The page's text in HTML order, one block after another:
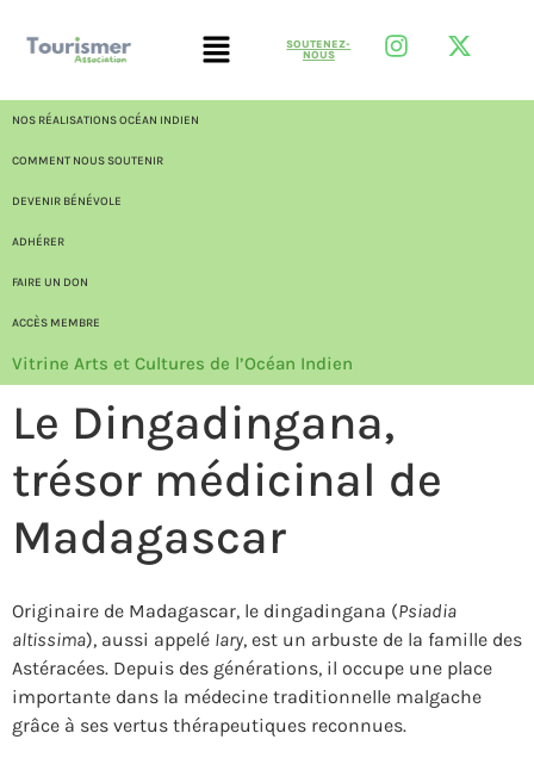
SOUTENEZ-
NOUS
NOS RÉALISATIONS OCÉAN INDIEN
COMMENT NOUS SOUTENIR
DEVENIR BÉNÉVOLE
ADHÉRER
FAIRE UN DON
ACCÈS MEMBRE
Vitrine Arts et Cultures de l’Océan Indien
Le Dingadingana,
trésor médicinal de
Madagascar
Originaire de Madagascar, le dingadingana (Psiadia
altissima), aussi appelé Iary, est un arbuste de la famille des
Astéracées. Depuis des générations, il occupe une place
importante dans la médecine traditionnelle malgache
grâce à ses vertus thérapeutiques reconnues.